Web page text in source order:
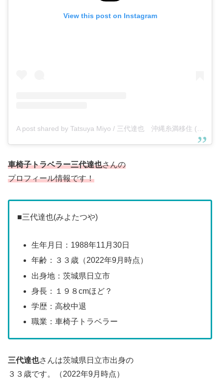
View this post on Instagram
車椅子トラベラー三代達也さんの
プロフィール情報です！
■三代達也(みよたつや)
生年月日：1988年11月30日
年齢：３３歳（2022年9月時点）
出身地：茨城県日立市
身長：１９８cmほど？
学歴：高校中退
職業：車椅子トラベラー
三代達也さんは茨城県日立市出身の
３３歳です。（2022年9月時点）